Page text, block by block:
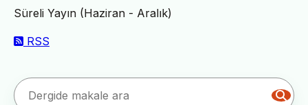
Süreli Yayın (Haziran - Aralık)
RSS